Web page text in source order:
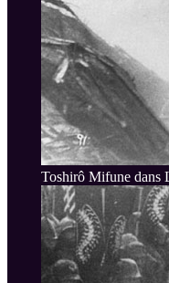
Toshirô Mifune dans